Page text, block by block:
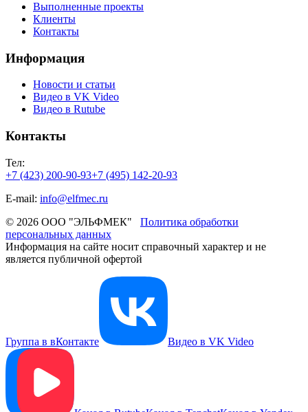
Выполненные проекты
Клиенты
Контакты
Информация
Новости и статьи
Видео в VK Video
Видео в Rutube
Контакты
Тел:
+7 (423) 200-90-93+7 (495) 142-20-93
E-mail: info@elfmec.ru
© 2026 ООО "ЭЛЬФМЕК" Политика обработки
персональных данных
Информация на сайте носит справочный характер и не
является публичной офертой
Группа в вКонтакте Видео в VK Video